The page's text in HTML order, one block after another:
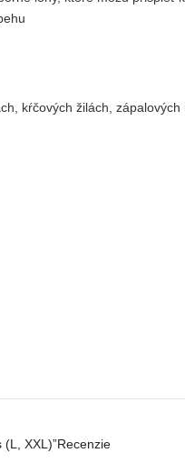
kŕčových žilách,
Recenzie
XXL)”